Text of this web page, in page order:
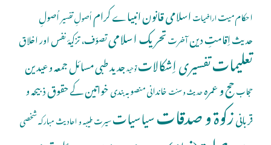
احکام میتاراضیاتاسلامی قانونانبیاے کراماُصولِ تفسیراُصولِ
حدیثاِقامتِ دینآخرتتحریک اسلامیتصوّف، تزکیۂ نفس اور اخلاق
تعلیماتتفسیری اِشکالاتتوحیدجدید طبی مسائلجمعہ و عیدین
حجابحج و عمرہحدیث و سنتخاندانی منصوبہ بندیخواتین کے حقوقذبیحہ و
قربانیزکوۃ و صدقاتسیاسیاتسیرت طیبہ و احادیث مبارکہشخصی